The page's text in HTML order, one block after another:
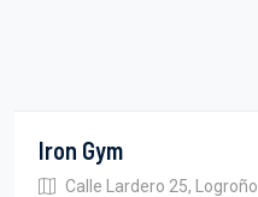
Iron Gym
Calle Lardero 25, Logroño